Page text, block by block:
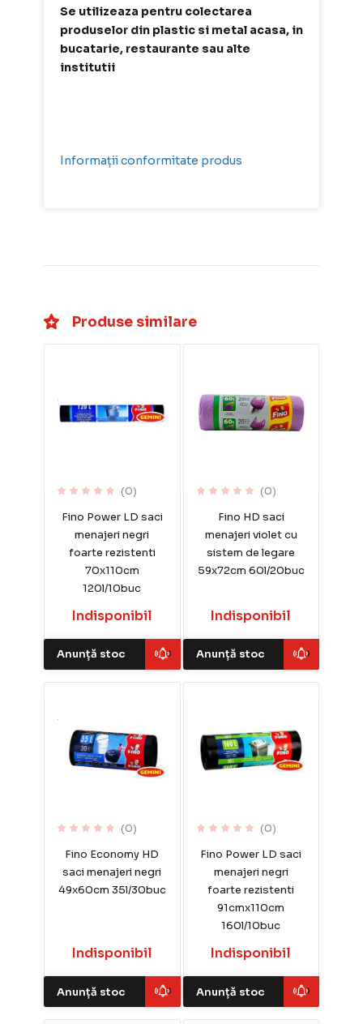
Se utilizeaza pentru colectarea
produselor din plastic si metal acasa, in
bucatarie, restaurante sau alte
institutii
Informații conformitate produs
Produse similare
(0)
Fino Power LD saci
menajeri negri
foarte rezistenti
70x110cm
120l/10buc
Indisponibil
Anunță stoc
(0)
Fino HD saci
menajeri violet cu
sistem de legare
59x72cm 60l/20buc
Indisponibil
Anunță stoc
(0)
Fino Economy HD
saci menajeri negri
49x60cm 35l/30buc
Indisponibil
Anunță stoc
(0)
Fino Power LD saci
menajeri negri
foarte rezistenti
91cmx110cm
160l/10buc
Indisponibil
Anunță stoc